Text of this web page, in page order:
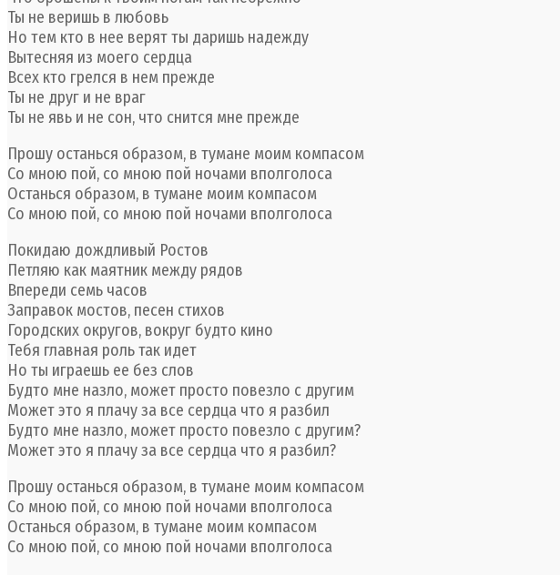
Ты не веришь в любовь
Но тем кто в нее верят ты даришь надежду
Вытесняя из моего сердца
Всех кто грелся в нем прежде
Ты не друг и не враг
Ты не явь и не сон, что снится мне прежде
Прошу останься образом, в тумане моим компасом
Со мною пой, со мною пой ночами вполголоса
Останься образом, в тумане моим компасом
Со мною пой, со мною пой ночами вполголоса
Покидаю дождливый Ростов
Петляю как маятник между рядов
Впереди семь часов
Заправок мостов, песен стихов
Городских округов, вокруг будто кино
Тебя главная роль так идет
Но ты играешь ее без слов
Будто мне назло, может просто повезло с другим
Может это я плачу за все сердца что я разбил
Будто мне назло, может просто повезло с другим?
Может это я плачу за все сердца что я разбил?
Прошу останься образом, в тумане моим компасом
Со мною пой, со мною пой ночами вполголоса
Останься образом, в тумане моим компасом
Со мною пой, со мною пой ночами вполголоса